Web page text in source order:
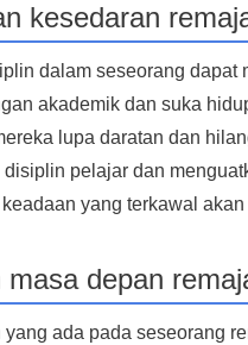
kesedaran
dalam seseorang
akademik dan suka
lupa daratan dan
pelajar dan
yang terkawal
masa depan
ada pada seseorang